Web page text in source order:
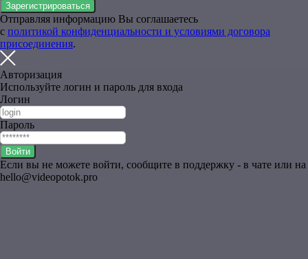
Зарегистрироваться
Отправляя информацию Вы соглашаетесь
с политикой конфиденциальности и условиями договора
присоединения.
Авторизация
Используйте логин и пароль для входа
Логин
Пароль
Войти
Если вы не можете войти, сообщите в поддержку - в чате или на
hello@videopotok.pro